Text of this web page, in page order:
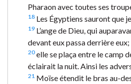
Pharaon avec toutes ses
18 Les Égyptiens sauront que
19 L’ange de Dieu, qui
devant eux passa derrière eux;
20elle se plaça entre le camp
éclairait la nuit. Ainsi les
21 Moïse étendit le bras au-